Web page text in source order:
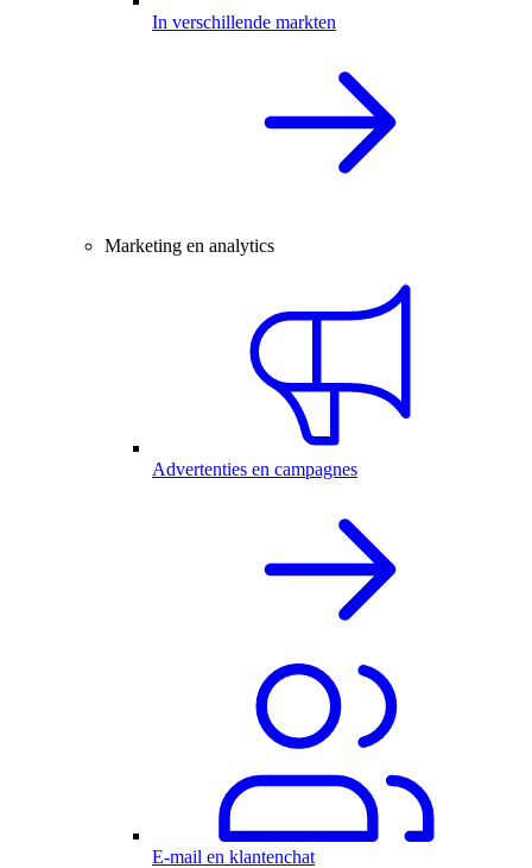
In verschillende markten
Marketing en analytics
Advertenties en campagnes
E-mail en klantenchat